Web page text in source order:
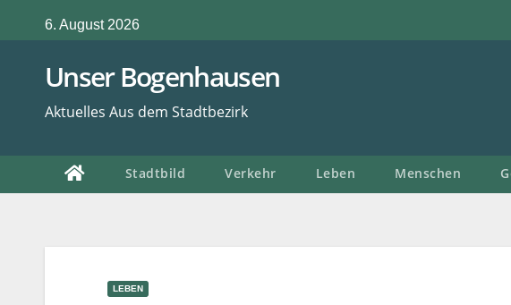
Inhalt
springen
6. August 2026
Unser Bogenhausen
Aktuelles Aus dem Stadtbezirk
Stadtbild Verkehr Leben Menschen
LEBEN